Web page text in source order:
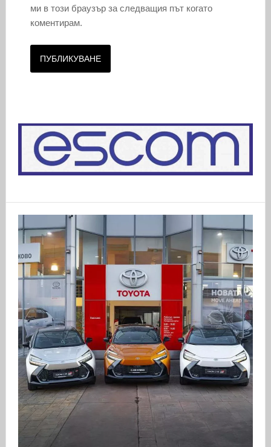
ми в този браузър за следващия път когато
коментирам.